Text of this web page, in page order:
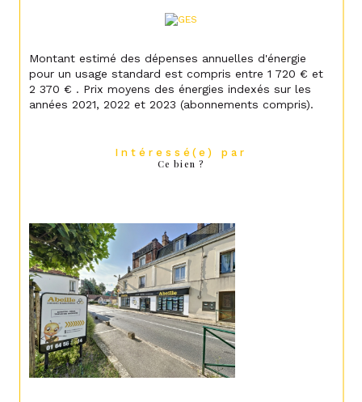
Montant estimé des dépenses annuelles d'énergie
pour un usage standard est compris entre 1 720 € et
2 370 € . Prix moyens des énergies indexés sur les
années 2021, 2022 et 2023 (abonnements compris).
Intéressé(e) par
Ce bien ?